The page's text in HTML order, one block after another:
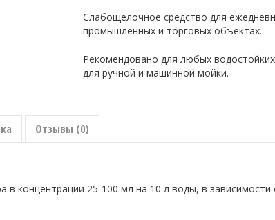
/
Долфин
Плюс
Эффективное
Слабощелочное средство для
промышленных и торговых объектах.
Рекомендовано для любых
для ручной и машинной мойки.
Отзывы (0)
в концентрации 25-100 мл на 10 л воды, в зависимости